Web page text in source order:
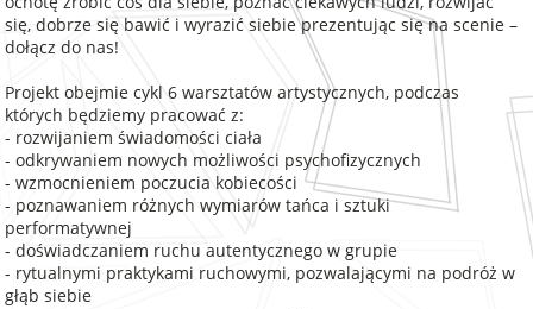
się, dobrze się bawić i wyrazić siebie prezentując się na scenie –
dołącz do nas!
Projekt obejmie cykl 6 warsztatów artystycznych, podczas
których będziemy pracować z:
- rozwijaniem świadomości ciała
- odkrywaniem nowych możliwości psychofizycznych
- wzmocnieniem poczucia kobiecości
- poznawaniem różnych wymiarów tańca i sztuki
performatywnej
- doświadczaniem ruchu autentycznego w grupie
- rytualnymi praktykami ruchowymi, pozwalającymi na podróż w
głąb siebie